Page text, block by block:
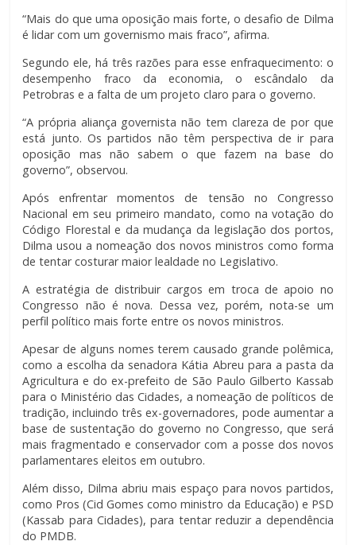
“Mais do que uma oposição mais forte, o desafio de Dilma
é lidar com um governismo mais fraco”, afirma.
Segundo ele, há três razões para esse enfraquecimento: o
desempenho fraco da economia, o escândalo da
Petrobras e a falta de um projeto claro para o governo.
“A própria aliança governista não tem clareza de por que
está junto. Os partidos não têm perspectiva de ir para
oposição mas não sabem o que fazem na base do
governo”, observou.
Após enfrentar momentos de tensão no Congresso
Nacional em seu primeiro mandato, como na votação do
Código Florestal e da mudança da legislação dos portos,
Dilma usou a nomeação dos novos ministros como forma
de tentar costurar maior lealdade no Legislativo.
A estratégia de distribuir cargos em troca de apoio no
Congresso não é nova. Dessa vez, porém, nota-se um
perfil político mais forte entre os novos ministros.
Apesar de alguns nomes terem causado grande polêmica,
como a escolha da senadora Kátia Abreu para a pasta da
Agricultura e do ex-prefeito de São Paulo Gilberto Kassab
para o Ministério das Cidades, a nomeação de políticos de
tradição, incluindo três ex-governadores, pode aumentar a
base de sustentação do governo no Congresso, que será
mais fragmentado e conservador com a posse dos novos
parlamentares eleitos em outubro.
Além disso, Dilma abriu mais espaço para novos partidos,
como Pros (Cid Gomes como ministro da Educação) e PSD
(Kassab para Cidades), para tentar reduzir a dependência
do PMDB.